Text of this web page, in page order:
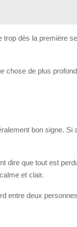
trop dès la première
chose de plus
bon signe. Si
dire que tout est
et clair.
entre deux